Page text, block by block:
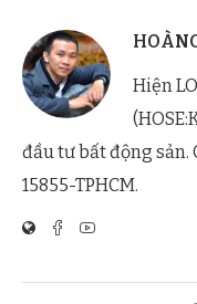
Hiện
đầu tư bất động
15855-TPHCM.